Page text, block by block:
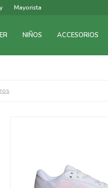
NIÑOS ACCESORIOS
Mayorista